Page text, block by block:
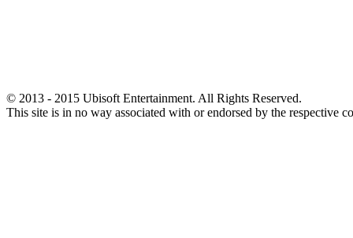
© 2013 - 2015 Ubisoft Entertainment. All Rights Reserved.
This site is in no way associated with or endorsed by the respective